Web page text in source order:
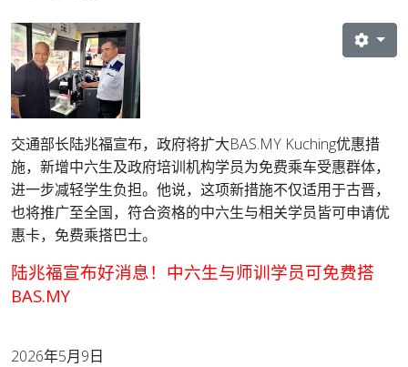
交通部长陆兆福宣布，政府将扩大BAS.MY Kuching优惠措
施，新增中六生及政府培训机构学员为免费乘车受惠群体，
进一步减轻学生负担。 他说，这项新措施不仅适用于古晋，
也将推广至全国，符合资格的中六生与相关学员皆可申请优
惠卡，免费乘搭巴士。
陆兆福宣布好消息！中六生与师训学员可免费搭
BAS.MY
2026年5月9日